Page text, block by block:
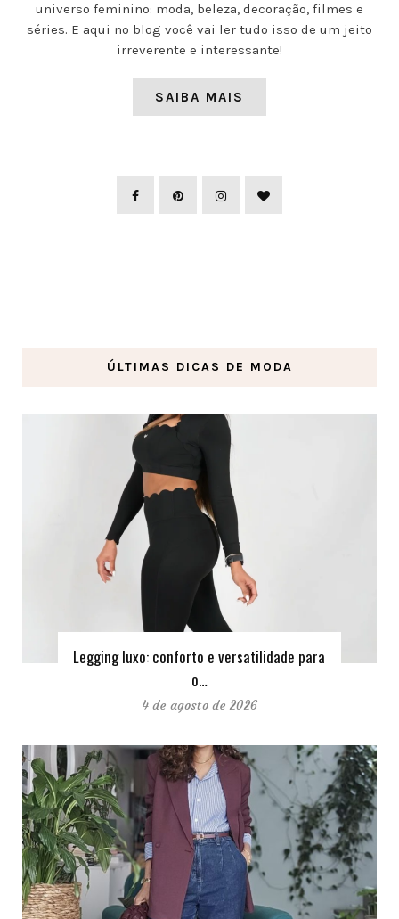
universo feminino: moda, beleza, decoração, filmes e
séries. E aqui no blog você vai ler tudo isso de um jeito
irreverente e interessante!
SAIBA MAIS
ÚLTIMAS DICAS DE MODA
Legging luxo: conforto e versatilidade para
o…
4 de agosto de 2026